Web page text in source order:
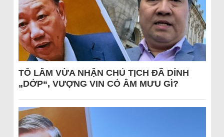
TÔ LÂM VỪA NHẬN CHỦ TỊCH ĐÃ DÍNH
„DỚP“, VƯỢNG VIN CÓ ÂM MƯU GÌ?